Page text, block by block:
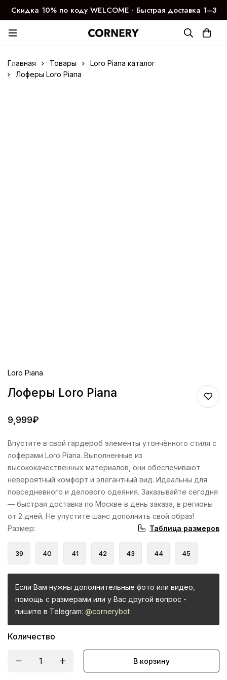
Скидка 10% по коду WELCOME ∙ Быстрая доставка 1–3
дня
Главная Товары
Loro Piana каталог
Лоферы Loro Piana
Loro Piana
Лоферы Loro Piana
9,999₽
Впустите в свой гардероб элементы утончённого стиля с
лоферами Loro Piana. Выполненные из
высококачественных материалов, они обеспечивают
невероятный комфорт и элегантный вид. Идеальны для
повседневного и делового одеяния. Заказывайте сегодня
— быстрая доставка по Москве в день заказа, в регионы
от 2 дней. Не упустите шанс дополнить свой образ!
Размер: Таблица размеров
39 40 41 42 43 44 45
Если Вам нужны дополнительные фото или видео,
помощь с размерами или у Вас другой вопрос -
пишите в Telegram: @cornerybot
Количество
В корзину